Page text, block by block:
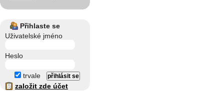
Přihlaste se
Uživatelské jméno
Heslo
trvale
založit zde účet